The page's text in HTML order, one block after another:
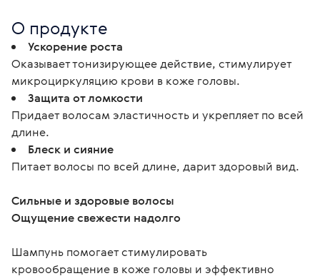
О продукте
Ускорение роста
Оказывает тонизирующее действие, стимулирует
микроциркуляцию крови в коже головы.
Защита от ломкости
Придает волосам эластичность и укрепляет по всей
длине.
Блеск и сияние
Питает волосы по всей длине, дарит здоровый вид.
Сильные и здоровые волосы
Ощущение свежести надолго
Шампунь помогает стимулировать
кровообращение в коже головы и эффективно